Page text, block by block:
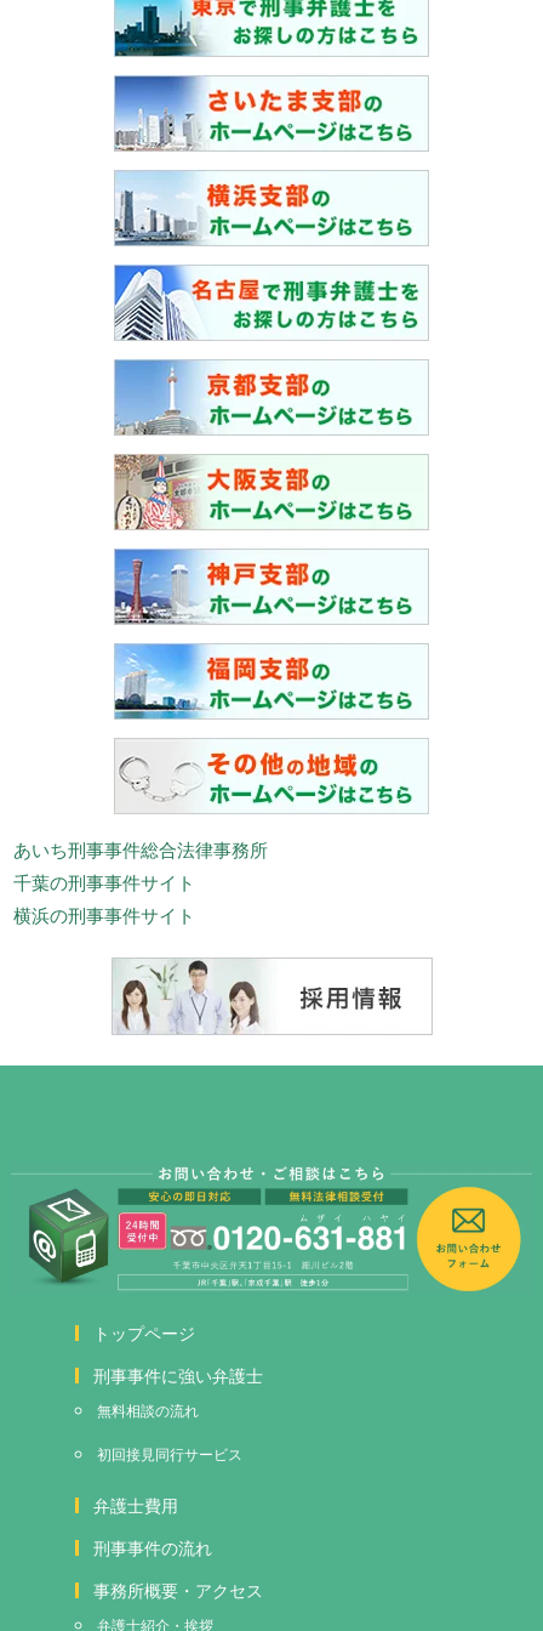
あいち刑事事件総合法律事務所
千葉の刑事事件サイト
横浜の刑事事件サイト
トップページ
刑事事件に強い弁護士
無料相談の流れ
初回接見 同行サービス
弁護士費用
刑事事件の流れ
事務所概要・アクセス
弁護士紹介・挨拶